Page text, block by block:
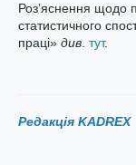
Роз’яснення щодо
статистичного
праці» див тут.
Редакція KADREX